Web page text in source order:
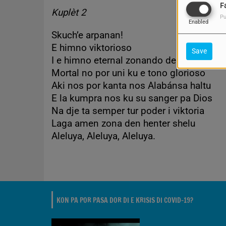
Enabled
Save
Kuplèt 2
Skuch’e arpanan!
E himno viktorioso
I e himno eternal zonando den e shelu
Mortal no por uni ku e tono glorioso
Aki nos por kanta nos Alabánsa haltu
E la kumpra nos ku su sanger pa Dios
Na dje ta semper tur poder i viktoria
Laga amen zona den henter shelu
Aleluya, Aleluya, Aleluya.
KON PA POR PASA DOR DI E KRISIS DI COVID-19?